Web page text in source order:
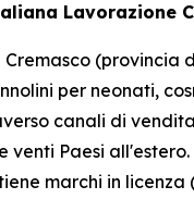
Lavorazione
Cremasco
per neonati,
canali di
venti Paesi
marchi in